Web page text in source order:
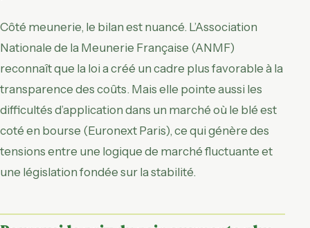
Côté meunerie, le bilan est nuancé. L’Association
Nationale de la Meunerie Française (ANMF)
reconnaît que la loi a créé un cadre plus favorable à la
transparence des coûts. Mais elle pointe aussi les
difficultés d’application dans un marché où le blé est
coté en bourse (Euronext Paris), ce qui génère des
tensions entre une logique de marché fluctuante et
une législation fondée sur la stabilité.